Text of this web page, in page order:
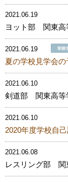
2021.06.19
ヨット部 関東高
2021.06.19
夏の学校見学会
2021.06.10
剣道部 関東高等
2021.06.10
2020年度学校自
2021.06.08
レスリング部 関